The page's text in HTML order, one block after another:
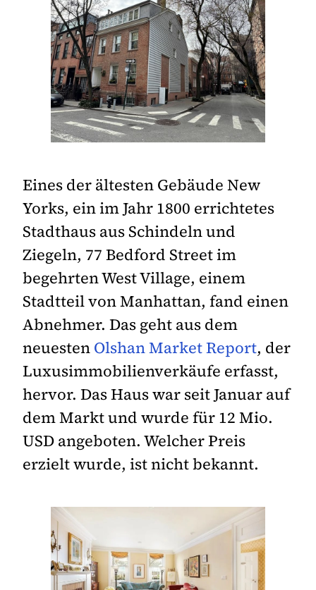
Eines der ältesten Gebäude New
Yorks, ein im Jahr 1800 errichtetes
Stadthaus aus Schindeln und
Ziegeln, 77 Bedford Street im
begehrten West Village, einem
Stadtteil von Manhattan, fand einen
Abnehmer. Das geht aus dem
neuesten Olshan Market Report, der
Luxusimmobilienverkäufe erfasst,
hervor. Das Haus war seit Januar auf
dem Markt und wurde für 12 Mio.
USD angeboten. Welcher Preis
erzielt wurde, ist nicht bekannt.